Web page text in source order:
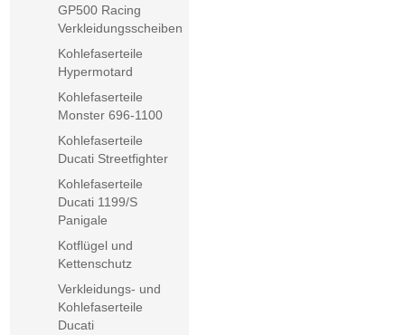
GP500 Racing
Verkleidungsscheiben
Kohlefaserteile
Hypermotard
Kohlefaserteile
Monster 696-1100
Kohlefaserteile
Ducati Streetfighter
Kohlefaserteile
Ducati 1199/S
Panigale
Kotflügel und
Kettenschutz
Verkleidungs- und
Kohlefaserteile
Ducati